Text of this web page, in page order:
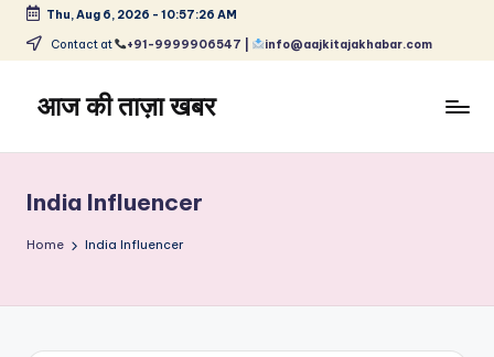
Skip
content
Thu, Aug 6, 2026 - 10:57:26 AM
Contact at +91-9999906547 | info@aajkitajakhabar.com
आज की ताज़ा खबर
ताज़ा
समाचार
–
India Influencer
Home India Influencer